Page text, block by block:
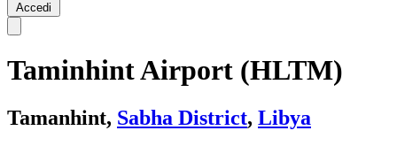
Accedi
Taminhint Airport (HLTM)
Tamanhint, Sabha District, Libya